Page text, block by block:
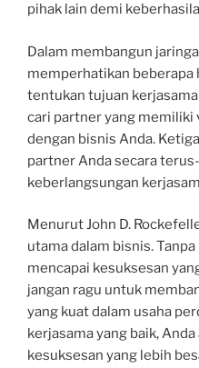
pihak lain demi
Dalam membangun
memperhatikan beberapa
tentukan tujuan
cari partner yang memiliki
dengan bisnis Anda.
partner Anda secara
keberlangsungan
Menurut John D.
utama dalam bisnis.
mencapai kesuksesan
jangan ragu untuk
yang kuat dalam usaha
kerjasama yang baik,
kesuksesan yang lebih